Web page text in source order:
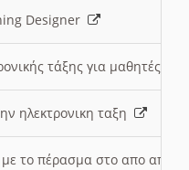
Designer
τάξης για μαθητές
ηλεκτρονικη ταξη
με το πέρασμα στο απο